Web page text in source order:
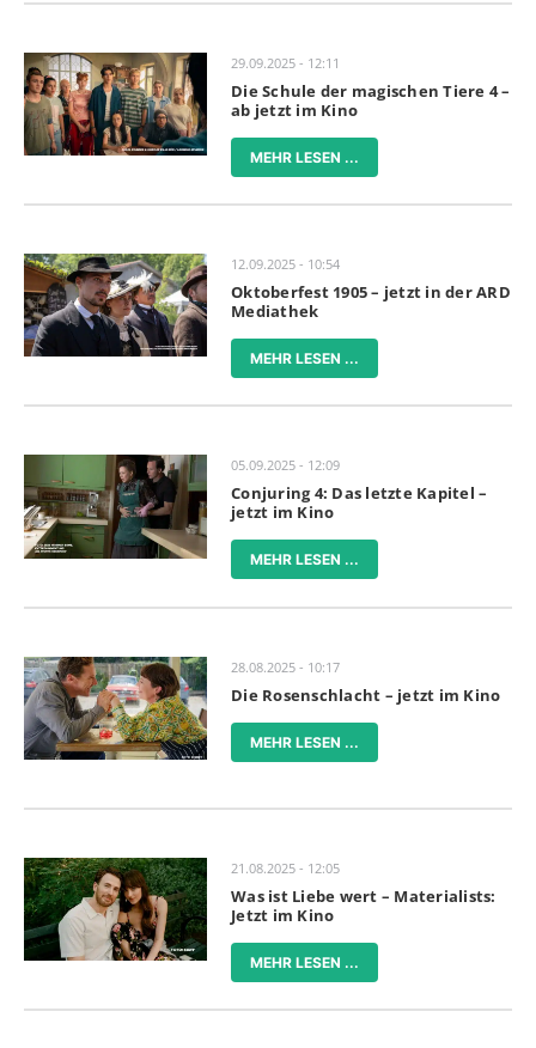
29.09.2025 - 12:11
Die Schule der magischen Tiere 4 –
ab jetzt im Kino
MEHR LESEN ...
12.09.2025 - 10:54
Oktoberfest 1905 – jetzt in der ARD
Mediathek
MEHR LESEN ...
05.09.2025 - 12:09
Conjuring 4: Das letzte Kapitel –
jetzt im Kino
MEHR LESEN ...
28.08.2025 - 10:17
Die Rosenschlacht – jetzt im Kino
MEHR LESEN ...
21.08.2025 - 12:05
Was ist Liebe wert – Materialists:
Jetzt im Kino
MEHR LESEN ...